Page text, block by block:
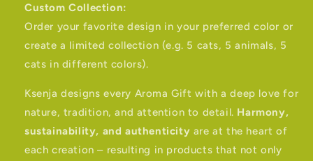
Custom Collection:
Order your favorite design in your preferred color or
create a limited collection (e.g. 5 cats, 5 animals, 5
cats in different colors).
Ksenja designs every Aroma Gift with a deep love for
nature, tradition, and attention to detail. Harmony,
sustainability, and authenticity are at the heart of
each creation – resulting in products that not only